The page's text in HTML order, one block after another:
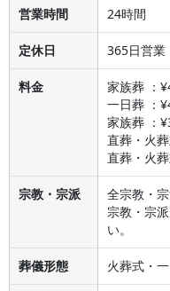
営業時間 24時間
定休日 365日営業
料金
家族葬 ：
一日葬 ：
家族葬 ：
直葬・火
直葬・火
宗教・宗派
全宗教・
宗教・宗
い。
葬儀形態 火葬式・